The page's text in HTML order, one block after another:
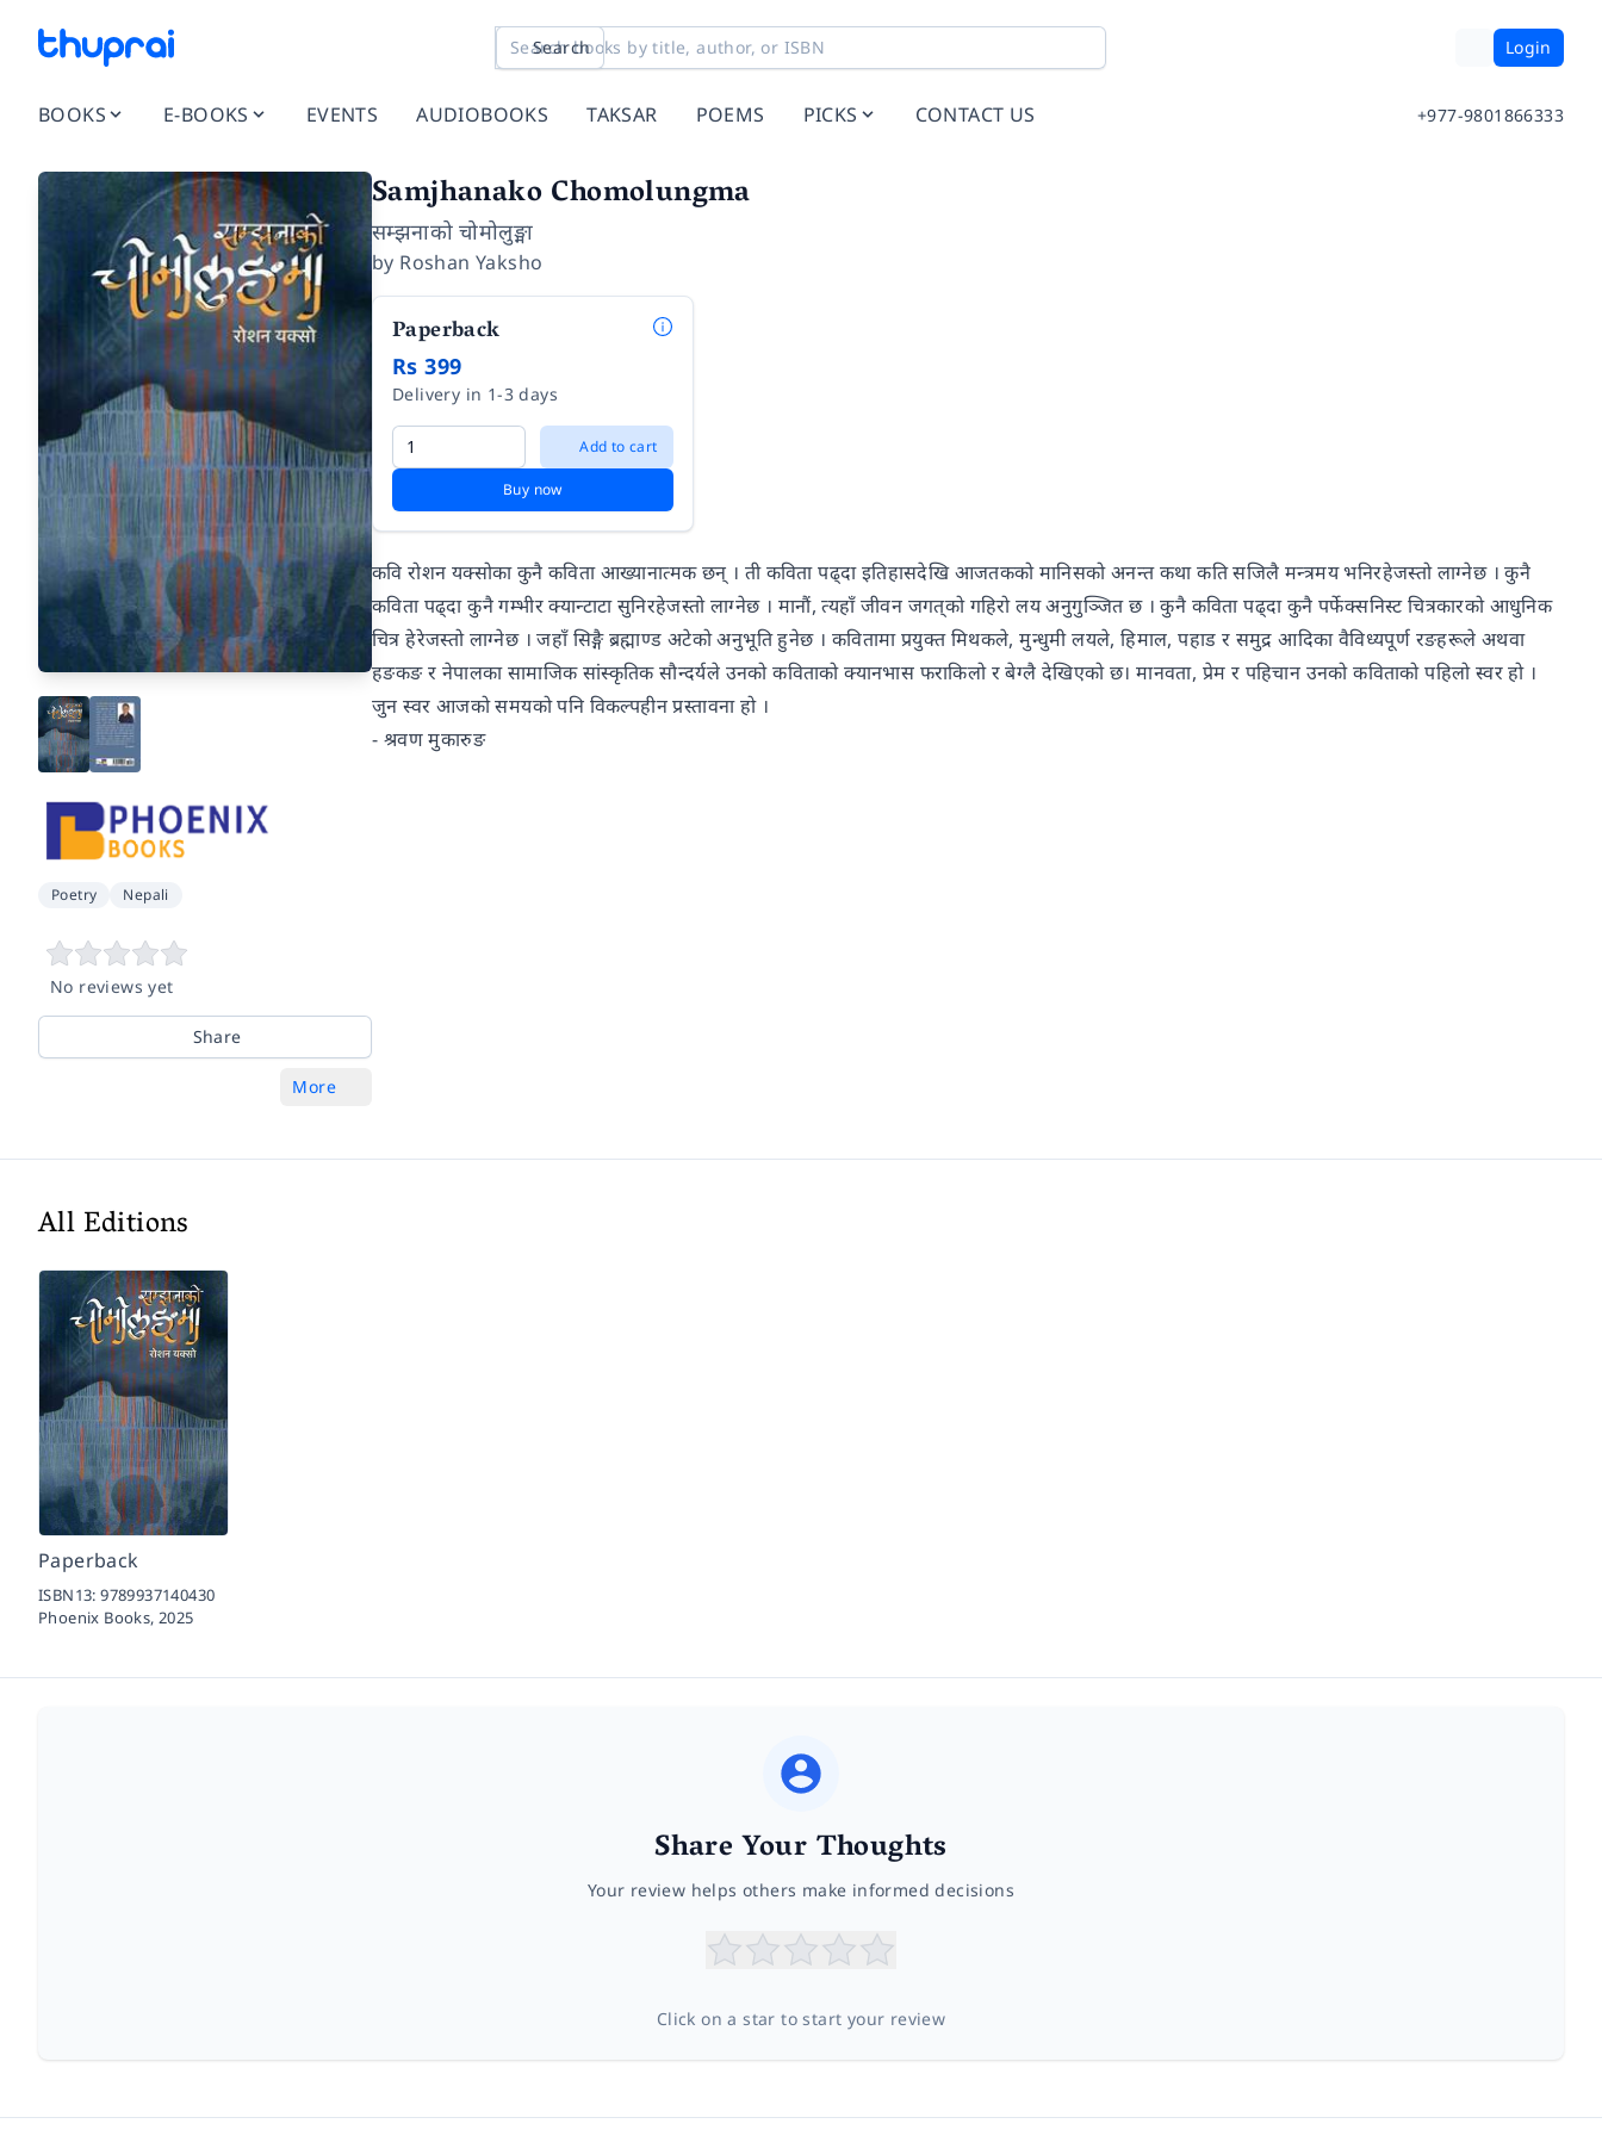
Search Login
BOOKS E-BOOKS EVENTS AUDIOBOOKS TAKSAR POEMS PICKS CONTACT US +977-9801866333
Poetry Nepali
No reviews yet
Share
More
Samjhanako Chomolungma
सम्झनाको चोमोलुङ्मा
by Roshan Yaksho
Paperback
Rs 399
Delivery in 1-3 days
Add to cart
Buy now
कवि रोशन यक्सोका कुनै कविता आख्यानात्मक छन् । ती कविता पढ्दा इतिहासदेखि आजतकको मानिसको अनन्त कथा कति सजिलै मन्त्रमय भनिरहेजस्तो लाग्नेछ । कुनै
कविता पढ्दा कुनै गम्भीर क्यान्टाटा सुनिरहेजस्तो लाग्नेछ । मानौं, त्यहाँ जीवन जगत्‌को गहिरो लय अनुगुञ्जित छ । कुनै कविता पढ्दा कुनै पर्फेक्सनिस्ट चित्रकारको आधुनिक
चित्र हेरेजस्तो लाग्नेछ । जहाँ सिङ्गै ब्रह्माण्ड अटेको अनुभूति हुनेछ । कवितामा प्रयुक्त मिथकले, मुन्धुमी लयले, हिमाल, पहाड र समुद्र आदिका वैविध्यपूर्ण रङहरूले अथवा
हङकङ र नेपालका सामाजिक सांस्कृतिक सौन्दर्यले उनको कविताको क्यानभास फराकिलो र बेग्लै देखिएको छ। मानवता, प्रेम र पहिचान उनको कविताको पहिलो स्वर हो ।
जुन स्वर आजको समयको पनि विकल्पहीन प्रस्तावना हो ।
- श्रवण मुकारुङ
All Editions
Paperback
ISBN13:9789937140430
Phoenix Books,2025
Share Your Thoughts
Your review helps others make informed decisions
Click on a star to start your review